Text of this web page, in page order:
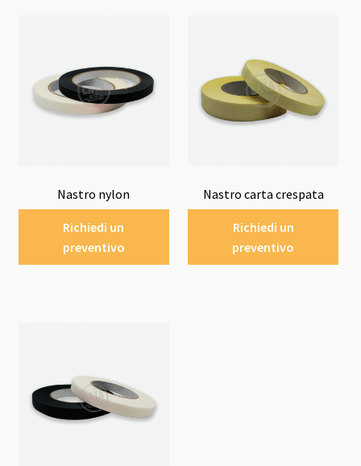
Nastro nylon
Richiedi un
preventivo
Nastro carta crespata
Richiedi un
preventivo